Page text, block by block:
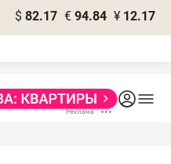
$ 82.17 € 94.84 ¥ 12.17